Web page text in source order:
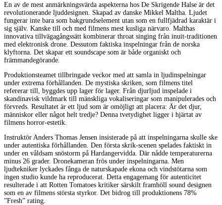
En av de mest anmärkningsvärda aspekterna hos De Skrigende Halse är det
revolutionerande ljuddesignen. Skapad av danske Mikkel Maltha. Ljudet
fungerar inte bara som bakgrundselement utan som en fullfjädrad karaktär i
sig själv. Kanske till och med filmens mest kusliga närvaro. Malthas
innovativa tillvägagångssätt kombinerar throat singing från inuit-traditionen
med elektronisk drone. Dessutom faktiska inspelningar från de norska
klyftorna. Det skapar ett soundscape som är både organiskt och
främmandegörande.
Produktionsteamet tillbringade veckor med att samla in ljudinspelningar
under extrema förhållanden. De mystiska skriken, som filmens titel
refererar till, byggdes upp lager för lager. Från djurljud inspelade i
skandinavisk vildmark till mänskliga vokaliseringar som manipulerades och
förvreds. Resultatet är ett ljud som är omöjligt att placera: Är det djur,
människor eller något helt tredje? Denna tvetydighet ligger i hjärtat av
filmens horror-estetik.
Instruktör Anders Thomas Jensen insisterade på att inspelningarna skulle ske
under autentiska förhållanden. Den första skrik-scenen spelades faktiskt in
under en våldsam snöstorm på Hardangervidda. Där nådde temperaturerna
minus 26 grader. Dronekameran frös under inspelningarna. Men
ljudtekniker lyckades fånga de naturskapade ekona och vindstötarna som
ingen studio kunde ha reproducerat. Detta engagemang för autenticitet
resulterade i att Rotten Tomatoes kritiker särskilt framhöll sound designen
som en av filmens största styrkor. Det bidrog till produktionens 78%
”Fresh” rating.